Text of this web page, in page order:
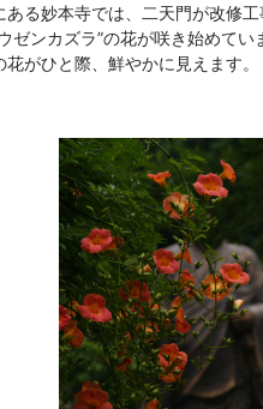
る妙本寺では、二天門が改修
ゼンカズラ”の花が咲き始めてい
がひと際、鮮やかに見えます。